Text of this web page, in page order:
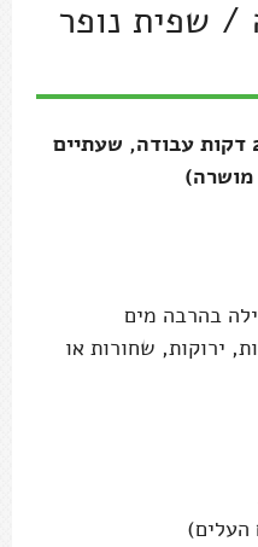
ירוקות, שחורות או
1/4 כוס מיץ לימון סחוט טרי (מ1-2 לימונים, אפשר